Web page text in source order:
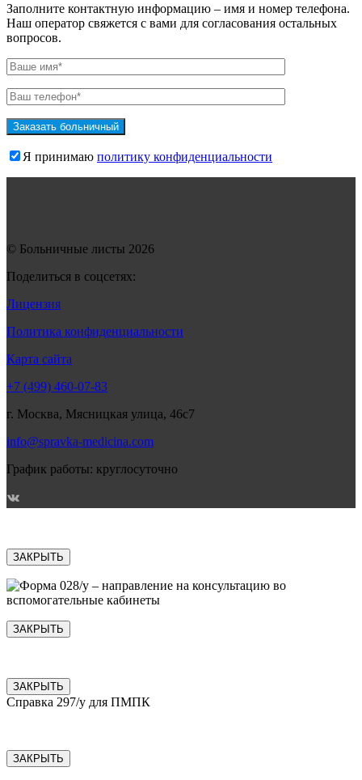
Заполните контактную информацию – имя и номер телефона.
Наш оператор свяжется с вами для согласования остальных
вопросов.
Я принимаю политику конфиденциальности
© Больничные листы 2026
Поделиться в соцсетях:
Лицензия
Политика конфиденциальности
Карта сайта
+7 (499) 460-07-83
г. Москва, Мясницкая улица, 46с7
info@spravka-medicina.com
График работы: круглосуточно
ЗАКРЫТЬ
ЗАКРЫТЬ
ЗАКРЫТЬ
Справка 297/у для ПМПК
ЗАКРЫТЬ